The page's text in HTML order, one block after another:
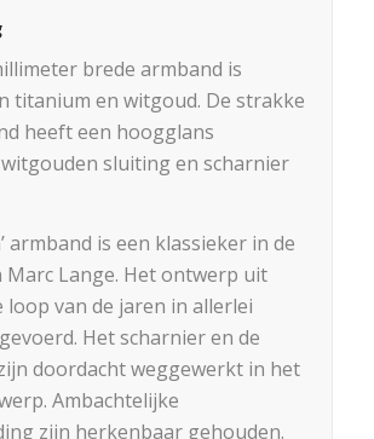
brede armband is
titanium en witgoud. De strakke
heeft een hoogglans
sluiting en scharnier
armband is een klassieker in de
Marc Lange. Het ontwerp uit
loop van de jaren in allerlei
Het scharnier en de
doordacht weggewerkt in het
Ambachtelijke
zijn herkenbaar gehouden.